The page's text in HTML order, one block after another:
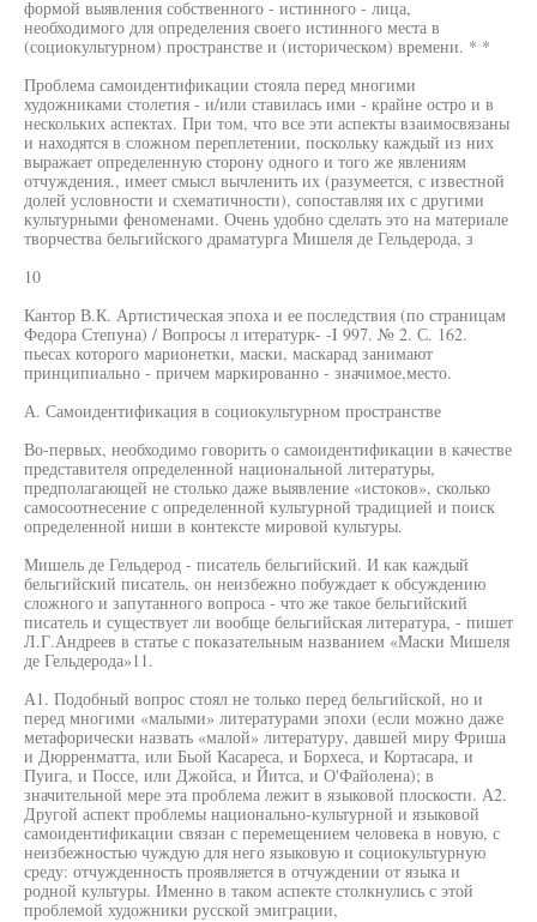
формой выявления собственного - истинного - лица,
необходимого для определения своего истинного места в
(социокультурном) пространстве и (историческом) времени. * *
Проблема самоидентификации стояла перед многими
художниками столетия - и/или ставилась ими - крайне остро и в
нескольких аспектах. При том, что все эти аспекты взаимосвязаны
и находятся в сложном переплетении, поскольку каждый из них
выражает определенную сторону одного и того же явлениям
отчуждения., имеет смысл вычленить их (разумеется, с известной
долей условности и схематичности), сопоставляя их с другими
культурными феноменами. Очень удобно сделать это на материале
творчества бельгийского драматурга Мишеля де Гельдерода, з
10
Кантор В.К. Артистическая эпоха и ее последствия (по страницам
Федора Степуна) / Вопросы л итературк- -I 997. № 2. С. 162.
пьесах которого марионетки, маски, маскарад занимают
принципиально - причем маркированно - значимое,место.
А. Самоидентификация в социокультурном пространстве
Во-первых, необходимо говорить о самоидентификации в качестве
представителя определенной национальной литературы,
предполагающей не столько даже выявление «истоков», сколько
самосоотнесение с определенной культурной традицией и поиск
определенной ниши в контексте мировой культуры.
Мишель де Гельдерод - писатель бельгийский. И как каждый
бельгийский писатель, он неизбежно побуждает к обсуждению
сложного и запутанного вопроса - что же такое бельгийский
писатель и существует ли вообще бельгийская литература, - пишет
Л.Г.Андреев в статье с показательным названием «Маски Мишеля
де Гельдерода»11.
А1. Подобный вопрос стоял не только перед бельгийской, но и
перед многими «малыми» литературами эпохи (если можно даже
метафорически назвать «малой» литературу, давшей миру Фриша
и Дюрренматта, или Бьой Касареса, и Борхеса, и Кортасара, и
Пуига, и Поссе, или Джойса, и Йитса, и О'Файолена); в
значительной мере эта проблема лежит в языковой плоскости. А2.
Другой аспект проблемы национально-культурной и языковой
самоидентификации связан с перемещением человека в новую, с
неизбежностью чуждую для него языковую и социокультурную
среду: отчужденность проявляется в отчуждении от языка и
родной культуры. Именно в таком аспекте столкнулись с этой
проблемой художники русской эмиграции,